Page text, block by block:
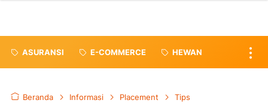
ASURANSI E-COMMERCE HEWAN
Beranda Informasi Placement Tips